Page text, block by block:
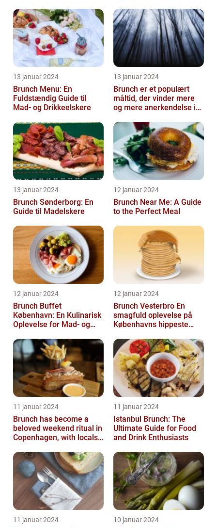
13 januar 2024
Brunch Menu: En
Fuldstændig Guide til
Mad- og Drikkeelskere
13 januar 2024
Brunch er et populært
måltid, der vinder mere
og mere anerkendelse i
verden
13 januar 2024
Brunch Sønderborg: En
Guide til Madelskere
12 januar 2024
Brunch Near Me: A Guide
to the Perfect Meal
12 januar 2024
Brunch Buffet
København: En Kulinarisk
Oplevelse for Mad- og
12 januar 2024
Brunch Vesterbro En
smagfuld oplevelse på
Københavns hippeste
11 januar 2024
Brunch has become a
beloved weekend ritual in
Copenhagen, with locals
to...
11 januar 2024
Istanbul Brunch: The
Ultimate Guide for Food
and Drink Enthusiasts
11 januar 2024 10 januar 2024